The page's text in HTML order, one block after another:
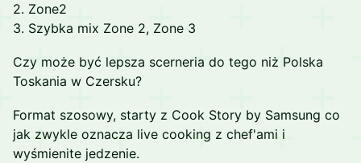
2. Zone2
3. Szybka mix Zone 2, Zone 3
Czy może być lepsza scerneria do tego niż Polska
Toskania w Czersku?
Format szosowy, starty z Cook Story by Samsung co
jak zwykle oznacza live cooking z chef'ami i
wyśmienite jedzenie.